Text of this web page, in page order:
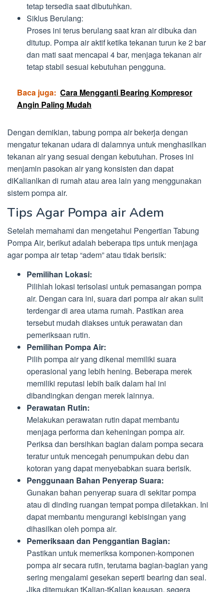
tetap tersedia saat dibutuhkan.
Siklus Berulang:
Proses ini terus berulang saat kran air dibuka dan
ditutup. Pompa air aktif ketika tekanan turun ke 2 bar
dan mati saat mencapai 4 bar, menjaga tekanan air
tetap stabil sesuai kebutuhan pengguna.
Baca juga: Cara Mengganti Bearing Kompresor
Angin Paling Mudah
Dengan demikian, tabung pompa air bekerja dengan
mengatur tekanan udara di dalamnya untuk menghasilkan
tekanan air yang sesuai dengan kebutuhan. Proses ini
menjamin pasokan air yang konsisten dan dapat
diKalianlkan di rumah atau area lain yang menggunakan
sistem pompa air.
Tips Agar Pompa air Adem
Setelah memahami dan mengetahui Pengertian Tabung
Pompa Air, berikut adalah beberapa tips untuk menjaga
agar pompa air tetap “adem” atau tidak berisik:
Pemilihan Lokasi:
Pilihlah lokasi terisolasi untuk pemasangan pompa
air. Dengan cara ini, suara dari pompa air akan sulit
terdengar di area utama rumah. Pastikan area
tersebut mudah diakses untuk perawatan dan
pemeriksaan rutin.
Pemilihan Pompa Air:
Pilih pompa air yang dikenal memiliki suara
operasional yang lebih hening. Beberapa merek
memiliki reputasi lebih baik dalam hal ini
dibandingkan dengan merek lainnya.
Perawatan Rutin:
Melakukan perawatan rutin dapat membantu
menjaga performa dan keheningan pompa air.
Periksa dan bersihkan bagian dalam pompa secara
teratur untuk mencegah penumpukan debu dan
kotoran yang dapat menyebabkan suara berisik.
Penggunaan Bahan Penyerap Suara:
Gunakan bahan penyerap suara di sekitar pompa
atau di dinding ruangan tempat pompa diletakkan. Ini
dapat membantu mengurangi kebisingan yang
dihasilkan oleh pompa air.
Pemeriksaan dan Penggantian Bagian:
Pastikan untuk memeriksa komponen-komponen
pompa air secara rutin, terutama bagian-bagian yang
sering mengalami gesekan seperti bearing dan seal.
Jika ditemukan tKalian-tKalian keausan, segera